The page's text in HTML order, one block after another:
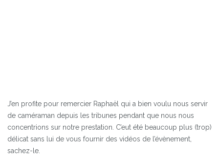
J’en profite pour remercier Raphaël qui a bien voulu nous servir
de caméraman depuis les tribunes pendant que nous nous
concentrions sur notre prestation. C’eut été beaucoup plus (trop)
délicat sans lui de vous fournir des vidéos de l’évènement,
sachez-le.